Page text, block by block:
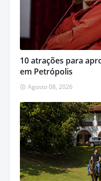
10 atrações para
em Petrópolis
Agosto 08, 2026